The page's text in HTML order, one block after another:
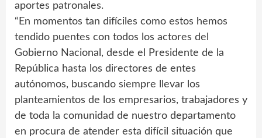
aportes patronales.
“En momentos tan difíciles como estos hemos
tendido puentes con todos los actores del
Gobierno Nacional, desde el Presidente de la
República hasta los directores de entes
autónomos, buscando siempre llevar los
planteamientos de los empresarios, trabajadores y
de toda la comunidad de nuestro departamento
en procura de atender esta difícil situación que